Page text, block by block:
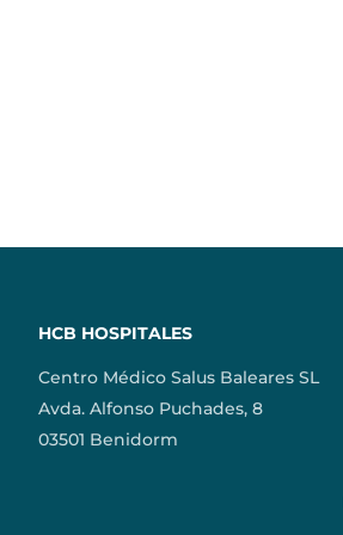
HCB HOSPITALES
Centro Médico Salus Baleares SL
Avda. Alfonso Puchades, 8
03501 Benidorm